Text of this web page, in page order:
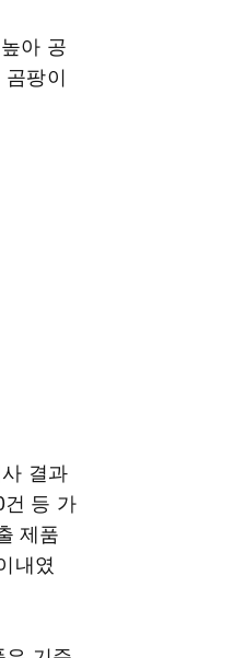
아 공
팡이
결과
등 가
제품
내였